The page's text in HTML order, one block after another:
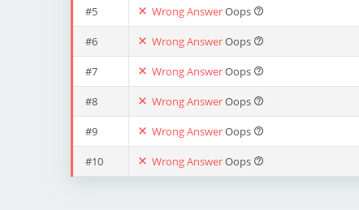
#5 Wrong AnswerOops
#6 Wrong AnswerOops
#7 Wrong AnswerOops
#8 Wrong AnswerOops
#9 Wrong AnswerOops
#10 Wrong AnswerOops